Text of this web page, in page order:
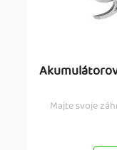
Majte svoje